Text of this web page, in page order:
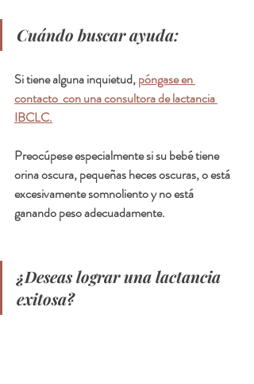
Cuándo buscar ayuda:
Si tiene alguna inquietud, póngase en
contacto  con una consultora de lactancia
IBCLC.
Preocúpese especialmente si su bebé tiene
orina oscura, pequeñas heces oscuras, o está
excesivamente somnoliento y no está
ganando peso adecuadamente.
¿Deseas lograr una lactancia
exitosa?